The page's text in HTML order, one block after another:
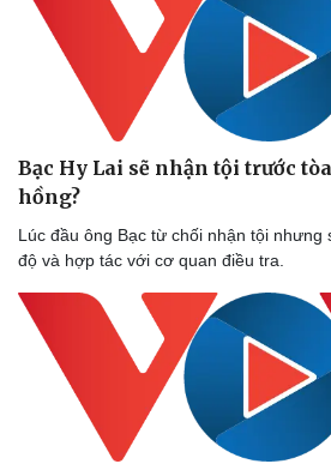
Bạc Hy Lai sẽ nhận tội trước
hồng?
Lúc đầu ông Bạc từ chối nhận tội nhưng
độ và hợp tác với cơ quan điều tra.